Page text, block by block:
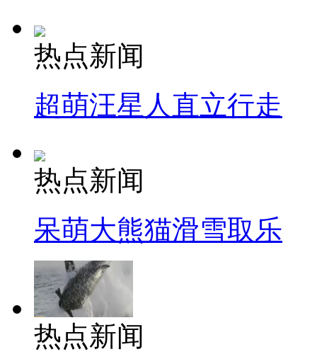
热点新闻
超萌汪星人直立行走
热点新闻
呆萌大熊猫滑雪取乐
热点新闻